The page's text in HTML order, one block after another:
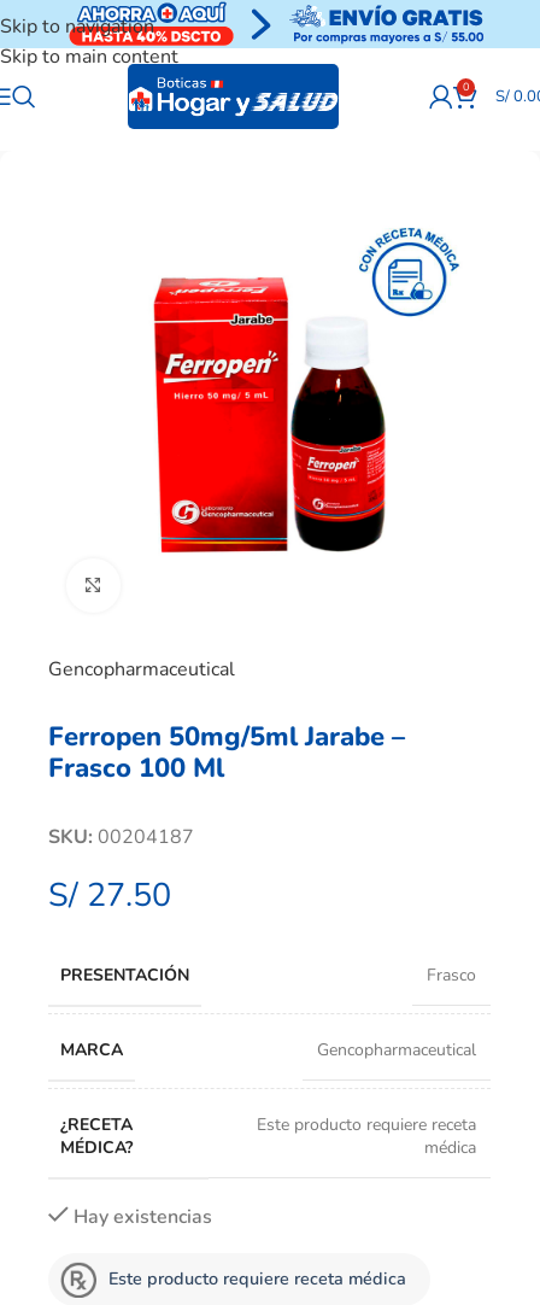
Skip to navigation
Skip to main content
0 S/
Gencopharmaceutical
Ferropen 50mg/5ml Jarabe –
Frasco 100 Ml
SKU: 00204187
S/ 27.50
PRESENTACIÓN Frasco
MARCA Gencopharmaceutical
¿RECETA
MÉDICA?
Este producto requiere receta
médica
Hay existencias
Este producto requiere receta médica